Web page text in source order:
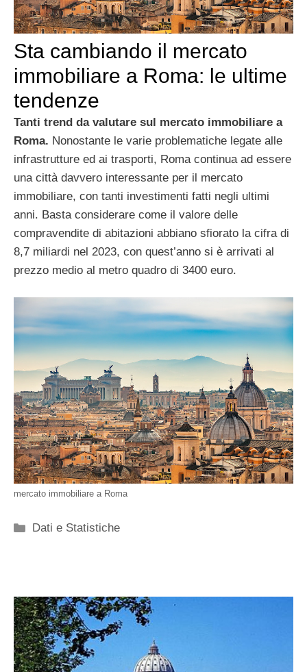
Sta cambiando il mercato
immobiliare a Roma: le ultime
tendenze
Tanti trend da valutare sul mercato immobiliare a
Roma. Nonostante le varie problematiche legate alle
infrastrutture ed ai trasporti, Roma continua ad essere
una città davvero interessante per il mercato
immobiliare, con tanti investimenti fatti negli ultimi
anni. Basta considerare come il valore delle
compravendite di abitazioni abbiano sfiorato la cifra di
8,7 miliardi nel 2023, con quest’anno si è arrivati al
prezzo medio al metro quadro di 3400 euro.
mercato immobiliare a Roma
Categorie
Dati e Statistiche